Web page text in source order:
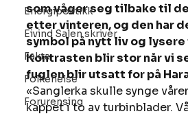
Energipolitikk
Eivind Salen skriver
Fakta
Folkehelse
Forurensing
som våger seg tilbake til
etter vinteren, og den har
symbol på nytt liv og
Kontrasten blir stor når vi
fuglen blir utsatt for på
«Sanglerka skulle synge
kappet i to av turbinblader.